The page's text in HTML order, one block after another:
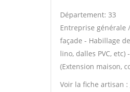
Département: 33
Entreprise générale
façade - Habillage
lino, dalles PVC,
(Extension maison,
Voir la fiche artisan :